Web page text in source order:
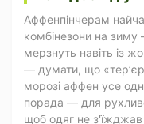
Аффенпінчерам
комбінезони на
мерзнуть навіть із
— думати, що
морозі аффен усе
порада — для
щоб одяг не з'їжджав